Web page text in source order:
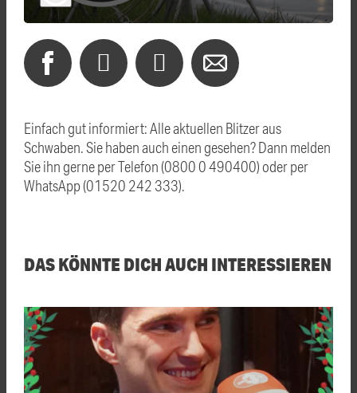
Einfach gut informiert: Alle aktuellen Blitzer aus
Schwaben. Sie haben auch einen gesehen? Dann melden
Sie ihn gerne per Telefon (0800 0 490400) oder per
WhatsApp (01520 242 333).
DAS KÖNNTE DICH AUCH INTERESSIEREN